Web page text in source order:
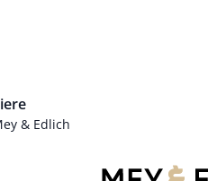
& Edlich